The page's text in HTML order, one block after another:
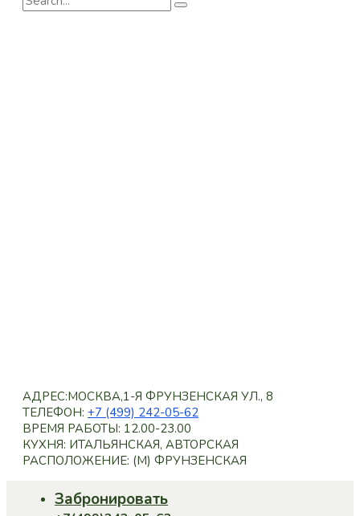
for:
АДРЕС:МОСКВА,1-Я ФРУНЗЕНСКАЯ УЛ., 8
ТЕЛЕФОН: +7 (499) 242-05-62
ВРЕМЯ РАБОТЫ: 12.00-23.00
КУХНЯ: ИТАЛЬЯНСКАЯ, АВТОРСКАЯ
РАСПОЛОЖЕНИЕ: (M) ФРУНЗЕНСКАЯ
Забронировать